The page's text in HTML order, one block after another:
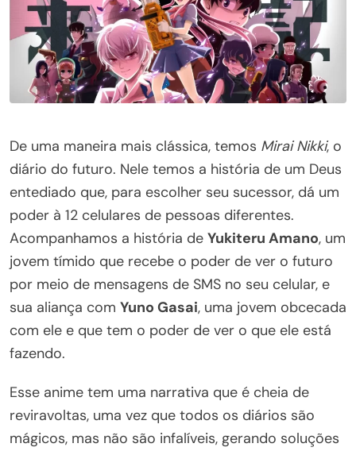
De uma maneira mais clássica, temos Mirai Nikki, o
diário do futuro. Nele temos a história de um Deus
entediado que, para escolher seu sucessor, dá um
poder à 12 celulares de pessoas diferentes.
Acompanhamos a história de Yukiteru Amano, um
jovem tímido que recebe o poder de ver o futuro
por meio de mensagens de SMS no seu celular, e
sua aliança com Yuno Gasai, uma jovem obcecada
com ele e que tem o poder de ver o que ele está
fazendo.
Esse anime tem uma narrativa que é cheia de
reviravoltas, uma vez que todos os diários são
mágicos, mas não são infalíveis, gerando soluções